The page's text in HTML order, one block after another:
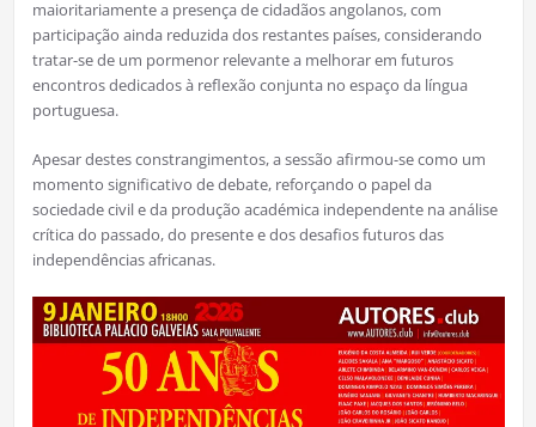
maioritariamente a presença de cidadãos angolanos, com
participação ainda reduzida dos restantes países, considerando
tratar-se de um pormenor relevante a melhorar em futuros
encontros dedicados à reflexão conjunta no espaço da língua
portuguesa.
Apesar destes constrangimentos, a sessão afirmou-se como um
momento significativo de debate, reforçando o papel da
sociedade civil e da produção académica independente na análise
crítica do passado, do presente e dos desafios futuros das
independências africanas.